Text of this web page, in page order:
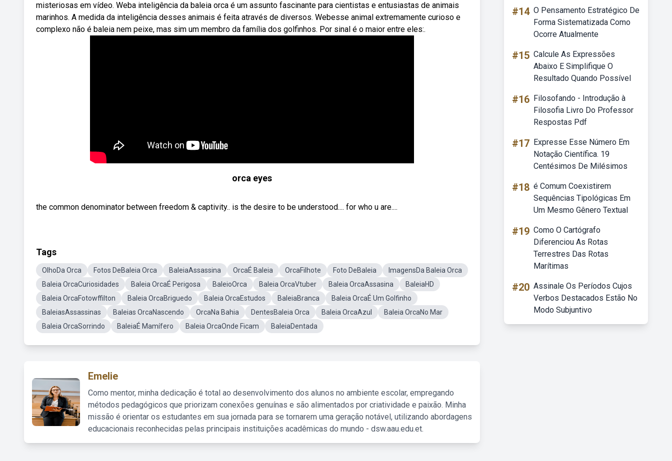
misteriosas em vídeo. Weba inteligência da baleia orca é um assunto fascinante para cientistas e entusiastas de animais
marinhos. A medida da inteligência desses animais é feita através de diversos. Webesse animal extremamente curioso e
complexo não é baleia nem peixe, mas sim um membro da família dos golfinhos. Por sinal é o maior entre eles:.
orca eyes
the common denominator between freedom & captivity.. is the desire to be understood.... for who u are....
Tags
OlhoDa Orca Fotos DeBaleia Orca BaleiaAssassina OrcaÉ Baleia OrcaFilhote Foto DeBaleia
ImagensDa Baleia Orca
Baleia OrcaCuriosidades
Baleia OrcaÉ Perigosa BaleioOrca Baleia OrcaVtuber Baleia OrcaAssasina
BaleiaHD
Baleia OrcaFotowffilton
Baleia OrcaBriguedo Baleia OrcaEstudos BaleiaBranca
Baleia OrcaÉ Um Golfinho
BaleiasAssassinas
Baleias OrcaNascendo OrcaNa Bahia DentesBaleia Orca Baleia OrcaAzul
Baleia OrcaNo Mar
Baleia OrcaSorrindo
BaleiaÉ Mamífero Baleia OrcaOnde Ficam BaleiaDentada
Emelie
Como mentor, minha dedicação é total ao desenvolvimento dos alunos no ambiente escolar, empregando
métodos pedagógicos que priorizam conexões genuínas e são alimentados por criatividade e paixão. Minha
missão é orientar os estudantes em sua jornada para se tornarem uma geração notável, utilizando abordagens
educacionais reconhecidas pelas principais instituições acadêmicas do mundo - dsw.aau.edu.et.
#14 O Pensamento Estratégico De
Forma Sistematizada Como
Ocorre Atualmente
#15 Calcule As Expressões
Abaixo E Simplifique O
Resultado Quando Possível
#16 Filosofando - Introdução à
Filosofia Livro Do Professor
Respostas Pdf
#17 Expresse Esse Número Em
Notação Científica. 19
Centésimos De Milésimos
#18 é Comum Coexistirem
Sequências Tipológicas Em
Um Mesmo Gênero Textual
#19 Como O Cartógrafo
Diferenciou As Rotas
Terrestres Das Rotas
Marítimas
#20 Assinale Os Períodos Cujos
Verbos Destacados Estão No
Modo Subjuntivo